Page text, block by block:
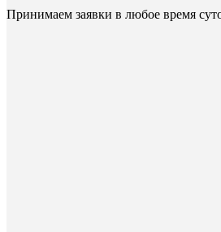
Принимаем заявки в любое время